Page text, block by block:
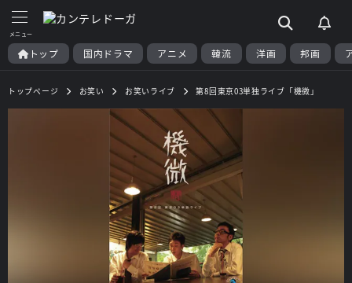
トップ 国内ドラマ アニメ 韓流 洋画 邦画
トップページ お笑い お笑いライブ 第8回東京03単独ライブ「機微」